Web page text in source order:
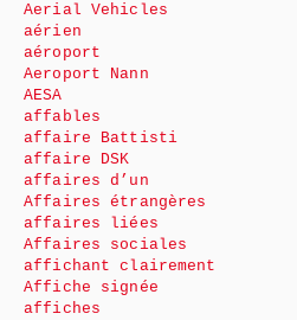
Aerial Vehicles
aérien
aéroport
Aeroport Nann
AESA
affables
affaire Battisti
affaire DSK
affaires d’un
Affaires étrangères
affaires liées
Affaires sociales
affichant clairement
Affiche signée
affiches